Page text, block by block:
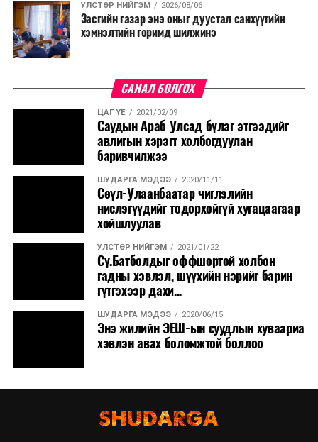
УЛСТӨР НИЙГЭМ 2026/08/06
Засгийн газар энэ оныг дуустал санхүүгийн
хэмнэлтийн горимд шилжинэ
САНАЛ БОЛГОХ
ЦАГ ҮЕ 2021/02/09
Саудын Араб Улсад бүлэг этгээдийг
авлигын хэрэгт холбогдуулан
баривчилжээ
ШУДАРГА МЭДЭЭ 2020/11/11
Сөүл-Улаанбаатар чиглэлийн
нислэгүүдийг тодорхойгүй хугацаагаар
хойшлуулав
УЛСТӨР НИЙГЭМ 2021/01/22
Сү.Батболдыг оффшортой холбон
гадны хэвлэл, шүүхийн нэрийг барин
гүтгэхээр дахи...
ШУДАРГА МЭДЭЭ 2020/06/15
Энэ жилийн ЭЕШ-ын суудлын хуваариа
хэвлэн авах боломжтой боллоо